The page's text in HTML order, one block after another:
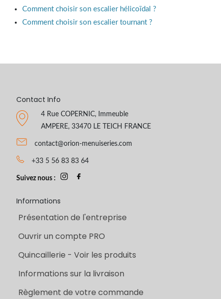
Comment choisir son escalier hélicoïdal ?
Comment choisir son escalier tournant ?
Contact Info
4 Rue COPERNIC, Immeuble
AMPERE, 33470 LE TEICH FRANCE
contact@orion-menuiseries.com
+33 5 56 83 83 64
Suivez nous :
Informations
Présentation de l'entreprise
Ouvrir un compte PRO
Quincaillerie - Voir les produits
Informations sur la livraison
Règlement de votre commande